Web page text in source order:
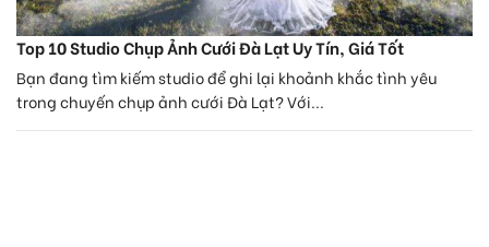
Top 10 Studio Chụp Ảnh Cưới Đà Lạt Uy Tín, Giá Tốt
Bạn đang tìm kiếm studio để ghi lại khoảnh khắc tình yêu
trong chuyến chụp ảnh cưới Đà Lạt? Với...